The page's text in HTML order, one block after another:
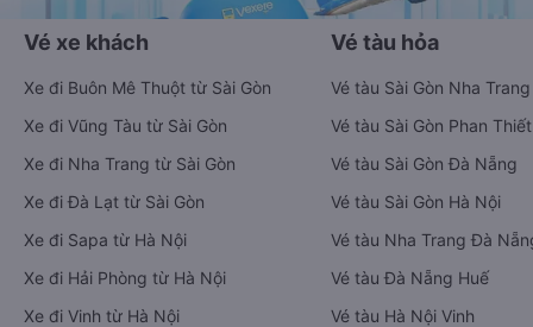
Vé xe khách
Xe đi Buôn Mê Thuột từ Sài Gòn
Xe đi Vũng Tàu từ Sài Gòn
Xe đi Nha Trang từ Sài Gòn
Xe đi Đà Lạt từ Sài Gòn
Xe đi Sapa từ Hà Nội
Xe đi Hải Phòng từ Hà Nội
Xe đi Vinh từ Hà Nội
Vé tàu hỏa
Vé tàu Sài Gòn Nha Trang
Vé tàu Sài Gòn Phan Thiết
Vé tàu Sài Gòn Đà Nẵng
Vé tàu Sài Gòn Hà Nội
Vé tàu Nha Trang Đà
Vé tàu Đà Nẵng Huế
Vé tàu Hà Nội Vinh